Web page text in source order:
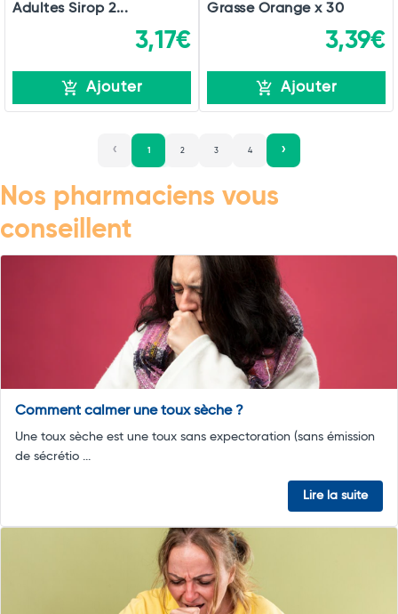
Adultes Sirop 2...
3,17€
Ajouter
Grasse Orange x 30
3,39€
Ajouter
1 2 3 4
Nos pharmaciens vous
conseillent
Comment calmer une toux sèche ?
Une toux sèche est une toux sans expectoration (sans émission
de sécrétio ...
Lire la suite